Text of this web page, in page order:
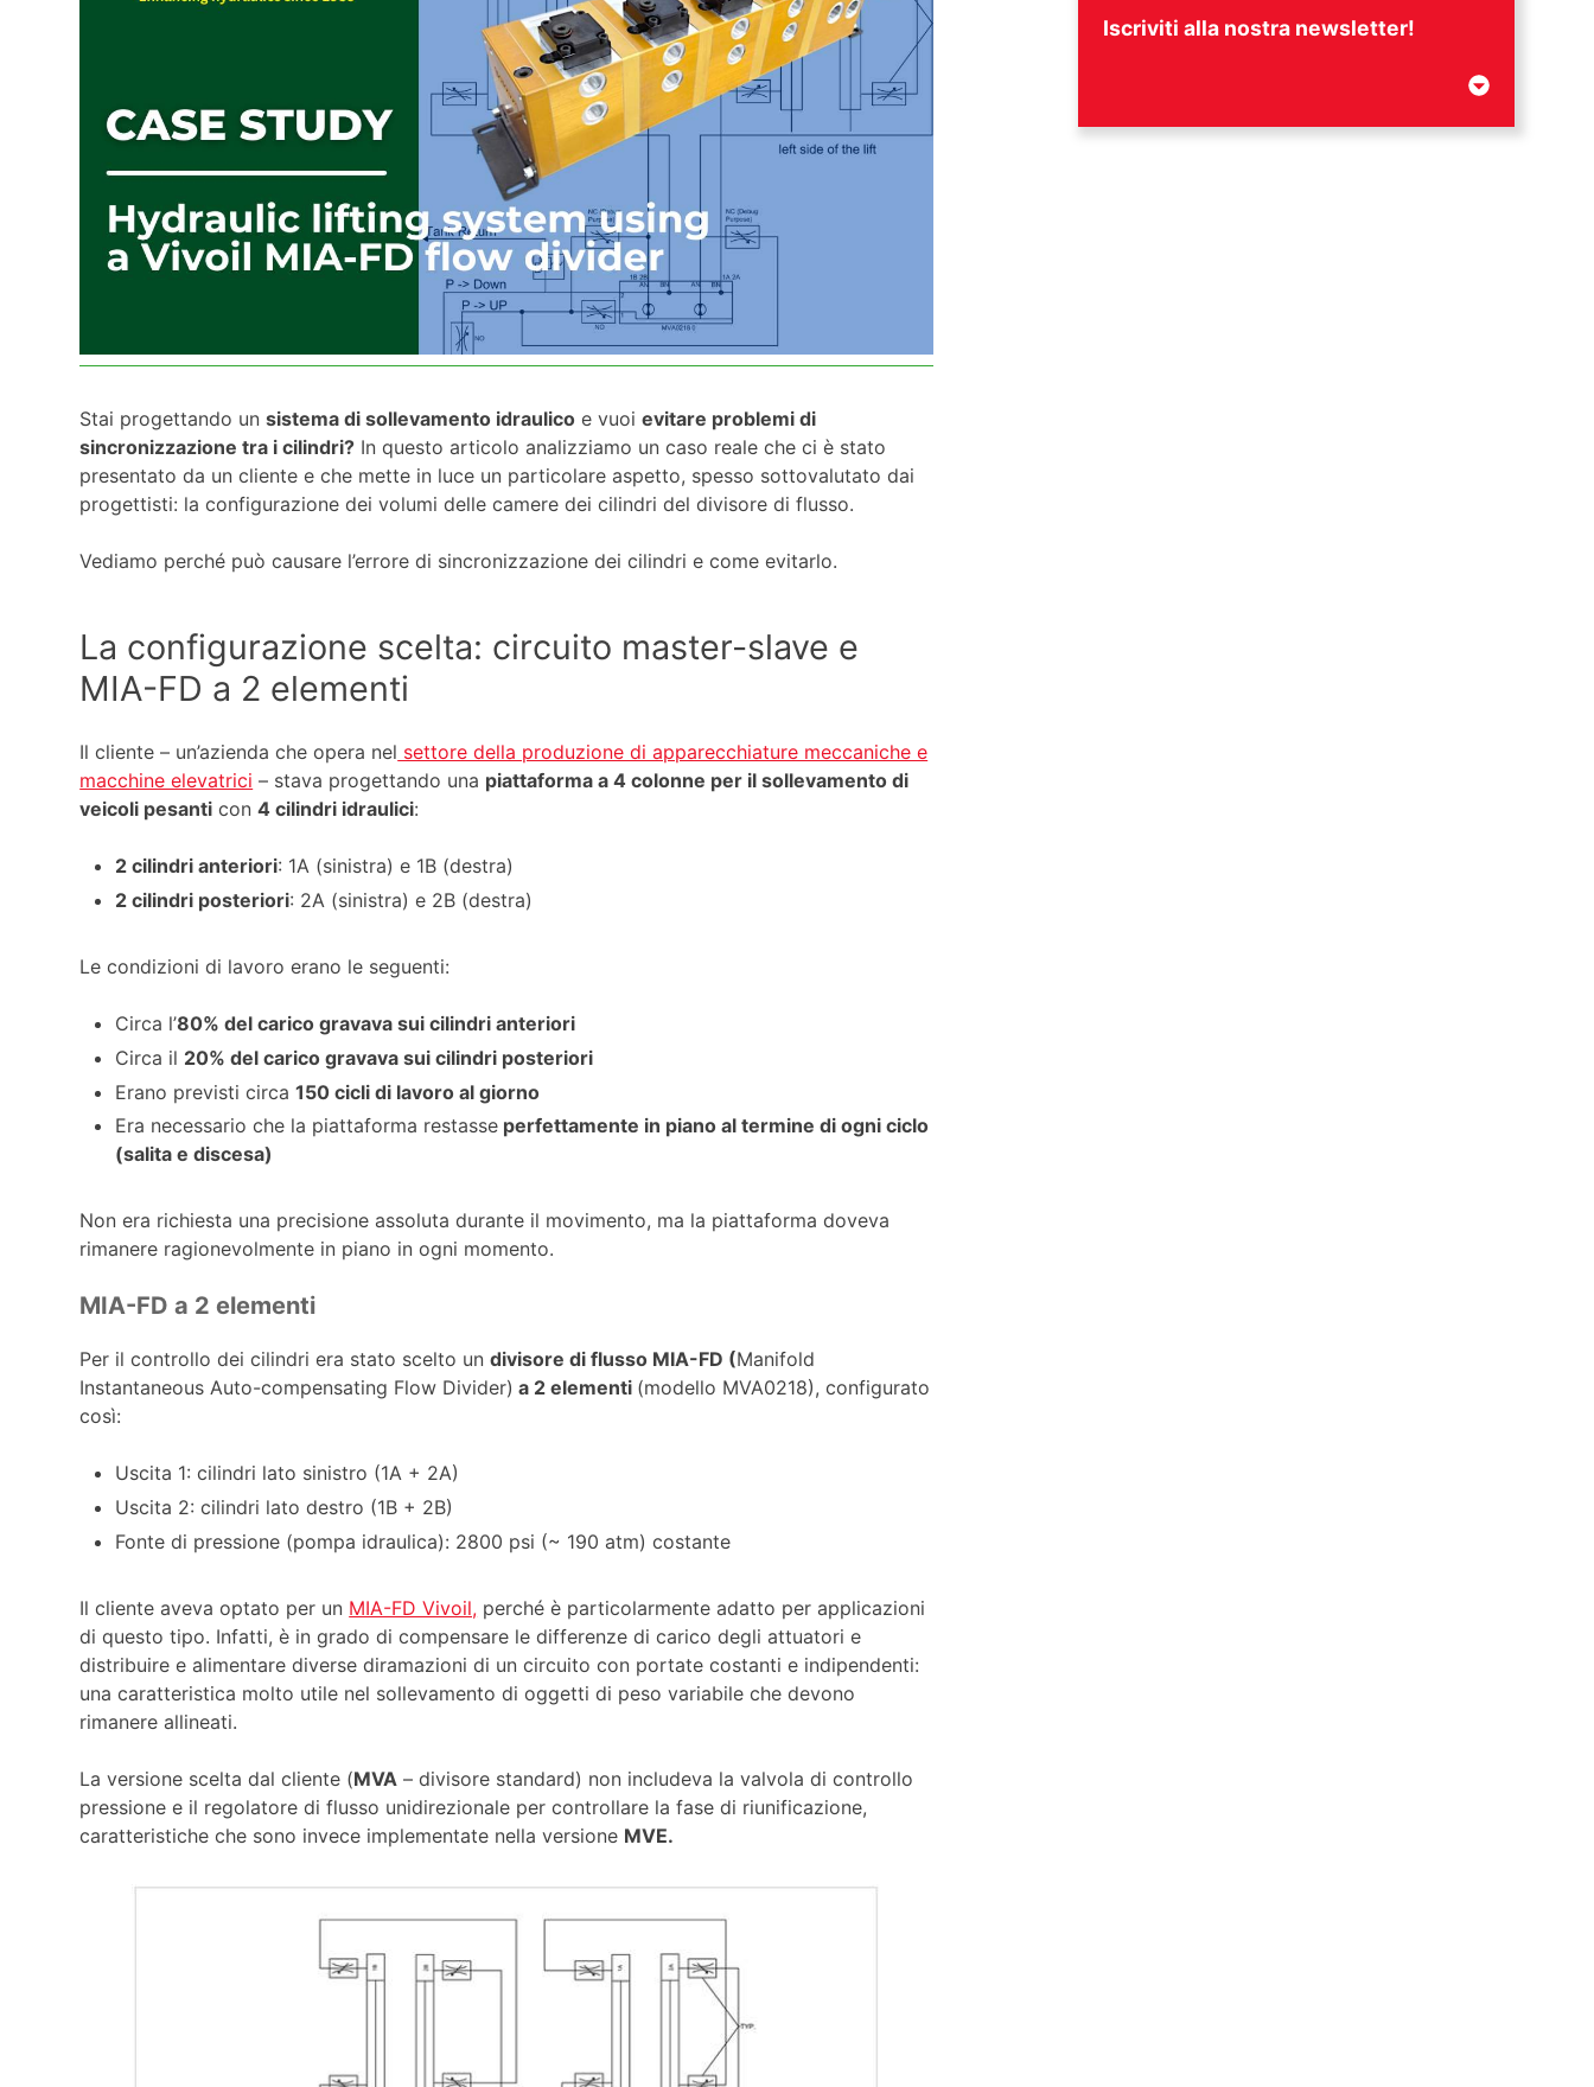
Stai progettando unsistema di sollevamento idraulico e vuoievitare problemi di
sincronizzazione tra i cilindri? In questo articolo analizziamo un caso reale che ci è stato
presentato da un cliente e che mette in luce un particolare aspetto, spesso sottovalutato dai
progettisti: la configurazione dei volumi delle camere dei cilindri del divisore di flusso.
Vediamo perché può causare l’errore di sincronizzazione dei cilindri e come evitarlo.
La configurazione scelta: circuito master-slave e
MIA-FD a 2 elementi
Il cliente – un’azienda che opera nel settore della produzione di apparecchiature meccaniche e
macchine elevatrici – stava progettando una piattaforma a 4 colonne per il sollevamento di
veicoli pesanti con4 cilindri idraulici:
2 cilindri anteriori: 1A (sinistra) e 1B (destra)
2 cilindri posteriori: 2A (sinistra) e 2B (destra)
Le condizioni di lavoro erano le seguenti:
Circa l’80% del carico gravava sui cilindri anteriori
Circa il 20% del carico gravava sui cilindri posteriori
Erano previsti circa150 cicli di lavoro al giorno
Era necessario che la piattaforma restasse perfettamente in piano al termine di ogni ciclo
(salita e discesa)
Non era richiesta una precisione assoluta durante il movimento, ma la piattaforma doveva
rimanere ragionevolmente in piano in ogni momento.
MIA-FD a 2 elementi
Per il controllo dei cilindri era stato scelto undivisore di flusso MIA-FD (Manifold
Instantaneous Auto-compensating Flow Divider) a 2 elementi (modello MVA0218), configurato
così:
Uscita 1: cilindri lato sinistro (1A + 2A)
Uscita 2: cilindri lato destro (1B + 2B)
Fonte di pressione (pompa idraulica): 2800 psi (~ 190 atm) costante
Il cliente aveva optato per un MIA-FD Vivoil, perché è particolarmente adatto per applicazioni
di questo tipo. Infatti, è in grado di compensare le differenze di carico degli attuatori e
distribuire e alimentare diverse diramazioni di un circuito con portate costanti e indipendenti:
una caratteristica molto utile nel sollevamento di oggetti di peso variabile che devono
rimanere allineati.
La versione scelta dal cliente (MVA – divisore standard) non includeva la valvola di controllo
pressione e il regolatore di flusso unidirezionale per controllare la fase di riunificazione,
caratteristiche che sono invece implementate nella versione MVE.
Iscriviti alla nostra newsletter!